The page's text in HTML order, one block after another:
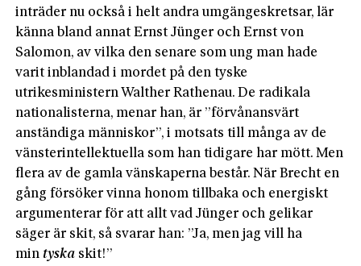
inträder nu också i helt andra umgängeskretsar, lär
känna bland annat Ernst Jünger och Ernst von
Salomon, av vilka den senare som ung man hade
varit inblandad i mordet på den tyske
utrikesministern Walther Rathenau. De radikala
nationalisterna, menar han, är ”förvånansvärt
anständiga människor”, i motsats till många av de
vänsterintellektuella som han tidigare har mött. Men
flera av de gamla vänskaperna består. När Brecht en
gång försöker vinna honom tillbaka och energiskt
argumenterar för att allt vad Jünger och gelikar
säger är skit, så svarar han: ”Ja, men jag vill ha
min tyska skit!”